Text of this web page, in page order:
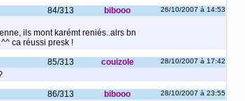
84/313 bibooo 26/10/2007 à 14:53
ils mont karémt reniés..alrs bn
ca réussi presk !
85/313 couizole 28/10/2007 à 17:42
86/313 bibooo 28/10/2007 à 23:55